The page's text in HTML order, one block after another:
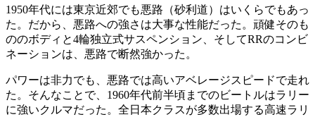
1950年代には東京近郊でも悪路（砂利道）はいくらでもあっ
た。だから、悪路への強さは大事な性能だった。頑健そのも
ののボディと4輪独立式サスペンション、そしてRRのコンビ
ネーションは、悪路で断然強かった。
パワーは非力でも、悪路では高いアベレージスピードで走れ
た。そんなことで、1960年代前半頃までのビートルはラリー
に強いクルマだった。全日本クラスが多数出場する高速ラリ